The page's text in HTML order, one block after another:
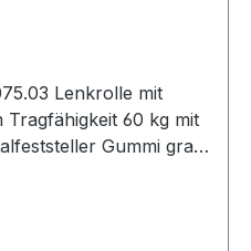
Lenkrolle mit
Gummi grau